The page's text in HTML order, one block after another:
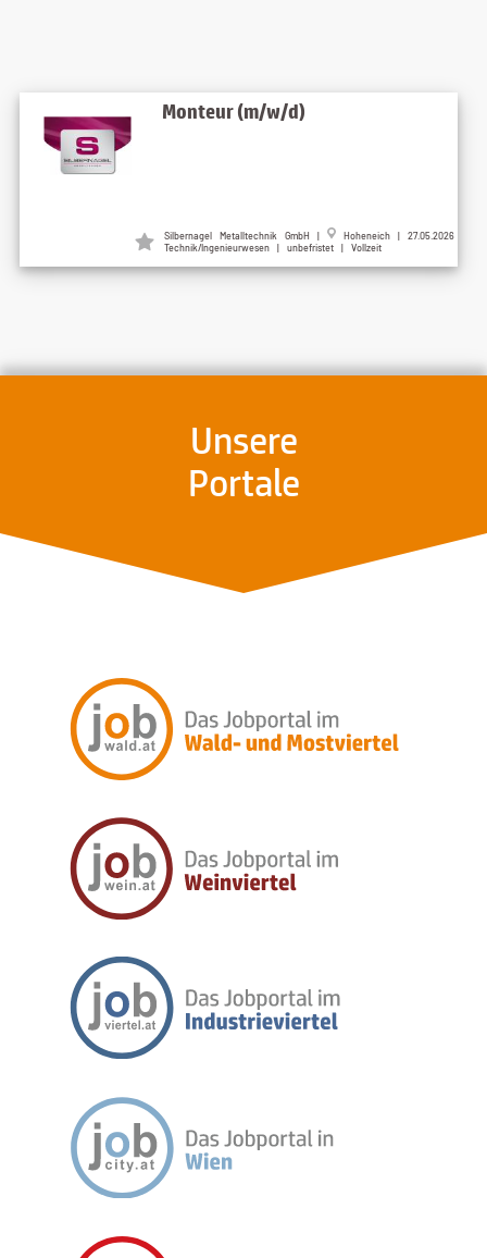
Monteur (m/w/d)
Silbernagel Metalltechnik GmbH |
Hoheneich | 27.05.2026
Technik/Ingenieurwesen | unbefristet | Vollzeit
Unsere
Portale